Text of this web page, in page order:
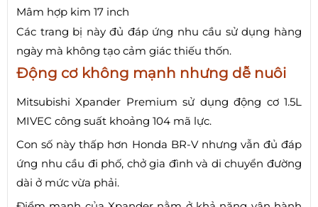
Mâm hợp kim 17 inch
Các trang bị này đủ đáp ứng nhu cầu sử dụng hàng
ngày mà không tạo cảm giác thiếu thốn.
Động cơ không mạnh nhưng dễ nuôi
Mitsubishi Xpander Premium sử dụng động cơ 1.5L
MIVEC công suất khoảng 104 mã lực.
Con số này thấp hơn Honda BR-V nhưng vẫn đủ đáp
ứng nhu cầu đi phố, chở gia đình và di chuyển đường
dài ở mức vừa phải.